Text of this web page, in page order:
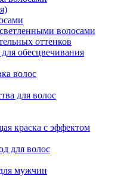
волосами
оттенков
обесцвечивания
волос
для волос
краска с эффектом
для волос
мужчин